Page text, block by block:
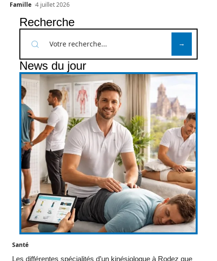
Famille 4 juillet 2026
Recherche
News du jour
Santé
Les différentes spécialités d’un kinésiologue à Rodez que